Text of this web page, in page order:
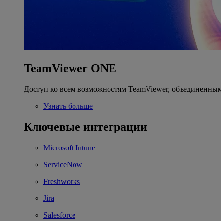
TeamViewer ONE
Доступ ко всем возможностям TeamViewer,
Узнать больше
Ключевые интеграции
Microsoft Intune
ServiceNow
Freshworks
Jira
Salesforce